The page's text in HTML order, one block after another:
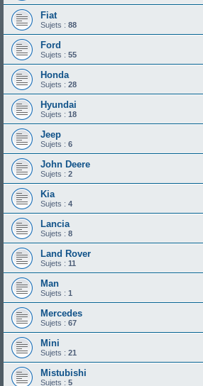
Fiat
Sujets : 88
Ford
Sujets : 55
Honda
Sujets : 28
Hyundai
Sujets : 18
Jeep
Sujets : 6
John Deere
Sujets : 2
Kia
Sujets : 4
Lancia
Sujets : 8
Land Rover
Sujets : 11
Man
Sujets : 1
Mercedes
Sujets : 67
Mini
Sujets : 21
Mistubishi
Sujets : 5